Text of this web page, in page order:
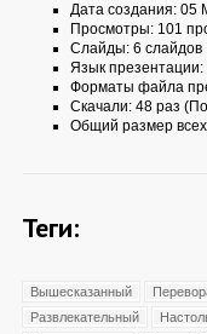
Дата создания: 05
Просмотры: 101
Слайды: 6 слайдов
Язык презентации:
Форматы файла
Скачали: 48 раз
Общий размер
Теги:
Вышесказанный
Развлекательный